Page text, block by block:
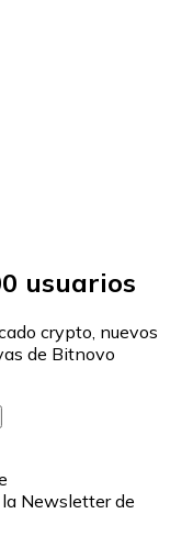
usuarios
crypto, nuevos
de Bitnovo
Newsletter de